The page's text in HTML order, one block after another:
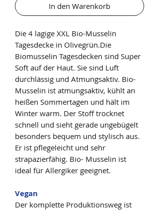
In den Warenkorb
Die 4 lagige XXL Bio-Musselin
Tagesdecke in Olivegrün.Die
Biomusselin Tagesdecken sind Super
Soft auf der Haut. Sie sind Luft
durchlässig und Atmungsaktiv. Bio-
Musselin ist atmungsaktiv, kühlt an
heißen Sommertagen und hält im
Winter warm. Der Stoff trocknet
schnell und sieht gerade ungebügelt
besonders bequem und stylisch aus.
Er ist pflegeleicht und sehr
strapazierfähig. Bio- Musselin ist
ideal für Allergiker geeignet.
Vegan
Der komplette Produktionsweg ist